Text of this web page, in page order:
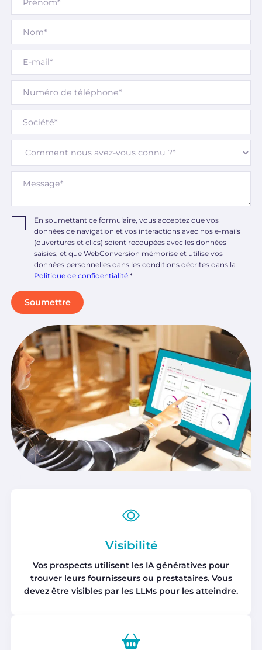
En soumettant ce formulaire, vous acceptez que vos
données de navigation et vos interactions avec nos e-mails
(ouvertures et clics) soient recoupées avec les données
saisies, et que WebConversion mémorise et utilise vos
données personnelles dans les conditions décrites dans la
Politique de confidentialité.*
Visibilité
Vos prospects utilisent les IA génératives pour
trouver leurs fournisseurs ou prestataires. Vous
devez être visibles par les LLMs pour les atteindre.